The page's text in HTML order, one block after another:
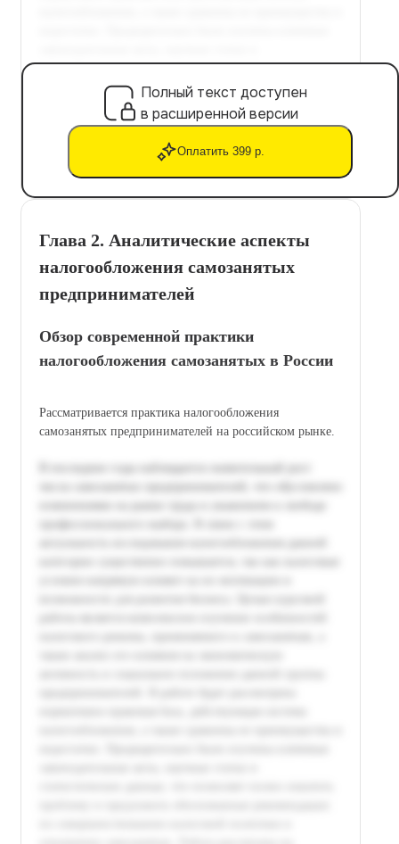
Полный текст доступен
в расширенной версии
Оплатить 399 р.
Глава 2. Аналитические аспекты
налогообложения самозанятых
предпринимателей
Обзор современной практики
налогообложения самозанятых в России
Рассматривается практика налогообложения
самозанятых предпринимателей на российском рынке.